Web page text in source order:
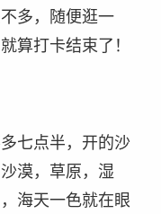
多，随便逛一
算打卡结束了！
七点半，开的沙
漠，草原，湿
海天一色就在眼